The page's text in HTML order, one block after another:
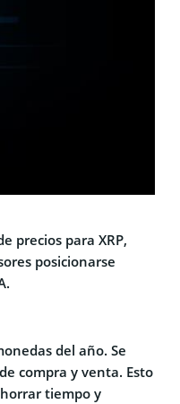
precios para XRP,
posicionarse
del año. Se
compra y venta. Esto
tiempo y